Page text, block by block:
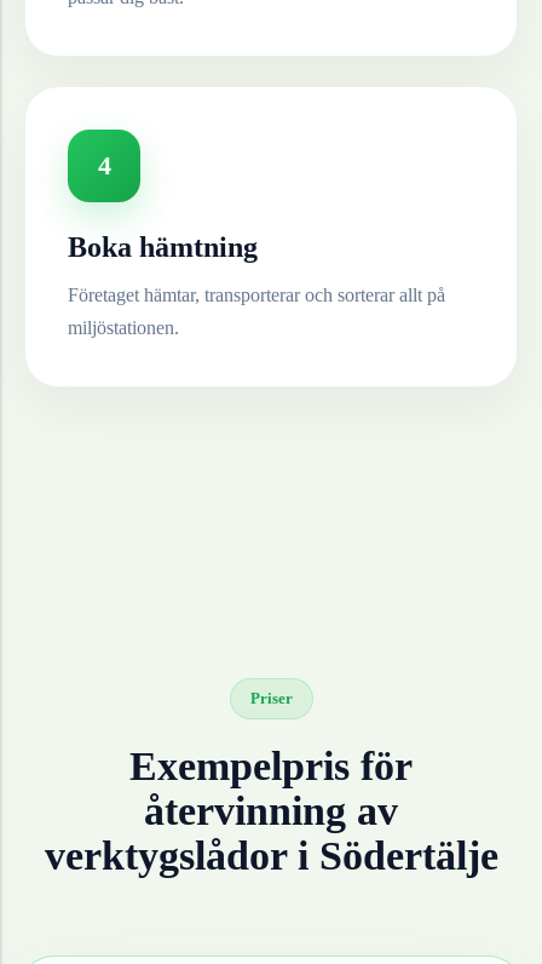
4
Boka hämtning
Företaget hämtar, transporterar och sorterar allt på
miljöstationen.
Priser
Exempelpris för
återvinning av
verktygslådori Södertälje